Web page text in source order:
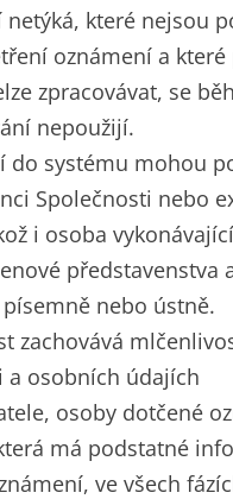
netýká, které nejsou
oznámení a které
zpracovávat, se
nepoužijí.
do systému mohou
Společnosti nebo
i osoba
představenstva
nebo ústně.
zachovává
a osobních údajích
osoby dotčené
má podstatné
ve všech